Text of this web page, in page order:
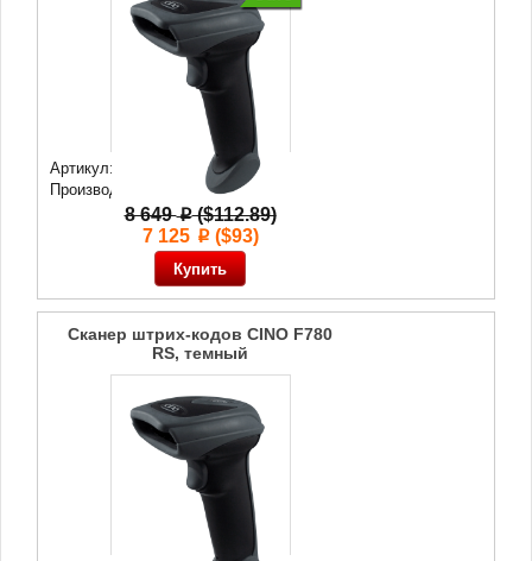
Артикул: 68 471
Производитель:
8 649p($112.89)
7 125 p($93)
Сканер штрих-кодов CINO F780
RS, темный